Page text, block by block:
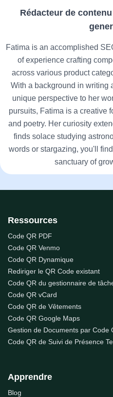
Rédacteur de
Fatima is an accomplished
of experience crafting
across various product
With a background in writing
unique perspective to her
pursuits, Fatima is a creative
and poetry. Her curiosity
finds solace studying
words or stargazing, you'll
sanctuary of
Ressources
Code QR PDF
Code QR Venmo
Code QR Dynamique
Rediriger le QR Code existant
Code QR du gestionnaire de
Code QR vCard
Code QR de Vêtements
Code QR Google Maps
Gestion de Documents par Code
Code QR de Suivi de Présence
Apprendre
Blog